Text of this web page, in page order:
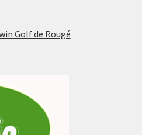
Golf de Rougé